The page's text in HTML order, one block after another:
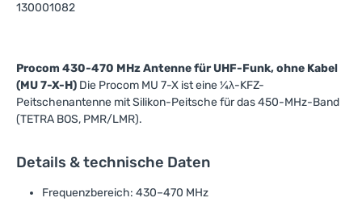
130001082
Procom 430-470 MHz Antenne für UHF-Funk, ohne Kabel
(MU 7-X-H) Die Procom MU 7-X ist eine ¼λ-KFZ-
Peitschenantenne mit Silikon-Peitsche für das 450-MHz-Band
(TETRA BOS, PMR/LMR).
Details & technische Daten
Frequenzbereich: 430–470 MHz